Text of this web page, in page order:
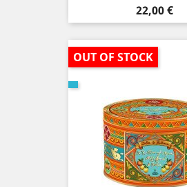
Prezzo
22,00 €
OUT OF STOCK